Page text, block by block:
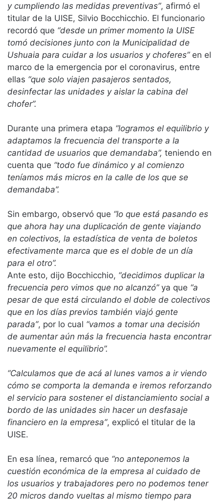
y cumpliendo las medidas preventivas”, afirmó el
titular de la UISE, Silvio Bocchicchio. El funcionario
recordó que “desde un primer momento la UISE
tomó decisiones junto con la Municipalidad de
Ushuaia para cuidar a los usuarios y choferes”en el
marco de la emergencia por el coronavirus, entre
ellas “que solo viajen pasajeros sentados,
desinfectar las unidades y aislar la cabina del
chofer”.
Durante una primera etapa “logramos el equilibrio y
adaptamos la frecuencia del transporte a la
cantidad de usuarios que demandaba”, teniendo en
cuenta que “todo fue dinámico y al comienzo
teníamos más micros en la calle de los que se
demandaba”.
Sin embargo, observó que “lo que está pasando es
que ahora hay una duplicación de gente viajando
en colectivos, la estadística de venta de boletos
efectivamente marca que es el doble de un día
para el otro”.
Ante esto, dijo Bocchicchio, “decidimos duplicar la
frecuencia pero vimos que no alcanzó”ya que “a
pesar de que está circulando el doble de colectivos
que en los días previos también viajó gente
parada”, por lo cual “vamos a tomar una decisión
de aumentar aún más la frecuencia hasta encontrar
nuevamente el equilibrio”.
“Calculamos que de acá al lunes vamos a ir viendo
cómo se comporta la demanda e iremos reforzando
el servicio para sostener el distanciamiento social a
bordo de las unidades sin hacer un desfasaje
financiero en la empresa”, explicó el titular de la
UISE.
En esa línea, remarcó que “no anteponemos la
cuestión económica de la empresa al cuidado de
los usuarios y trabajadores pero no podemos tener
20 micros dando vueltas al mismo tiempo para